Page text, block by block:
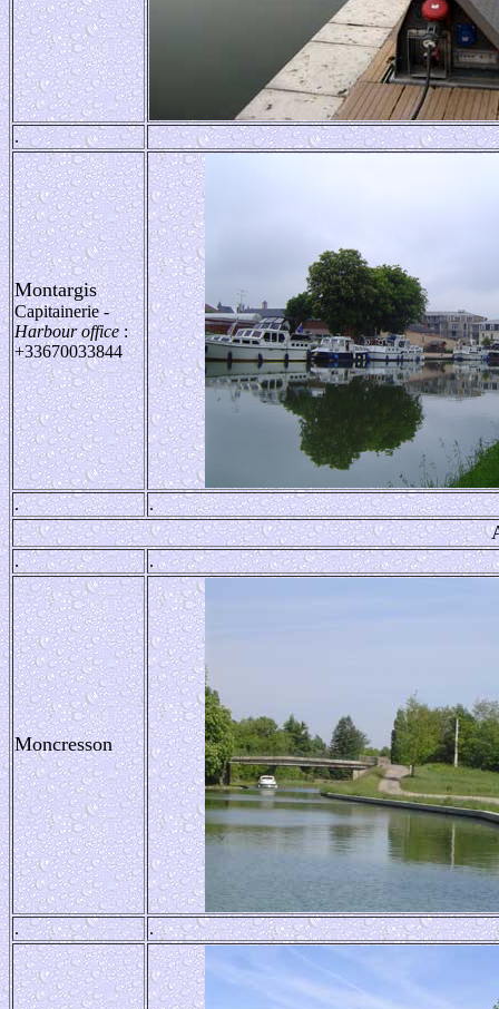
.
Montargis
Capitainerie-
Harbour office:
+33670033844
. .
. .
Moncresson
. .